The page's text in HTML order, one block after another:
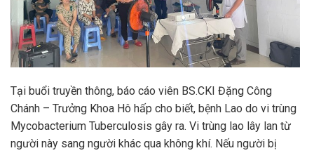
Tại buổi truyền thông, báo cáo viên BS.CKI Đặng Công
Chánh – Trưởng Khoa Hô hấp cho biết, bệnh Lao do vi trùng
Mycobacterium Tuberculosis gây ra. Vi trùng lao lây lan từ
người này sang người khác qua không khí. Nếu người bị